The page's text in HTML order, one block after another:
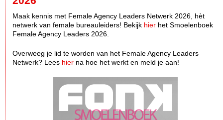
Maak kennis met Female Agency Leaders Netwerk 2026, hèt
netwerk van female bureauleiders! Bekijk hier het Smoelenboek
Female Agency Leaders 2026.
Overweeg je lid te worden van het Female Agency Leaders
Netwerk? Lees hier na hoe het werkt en meld je aan!